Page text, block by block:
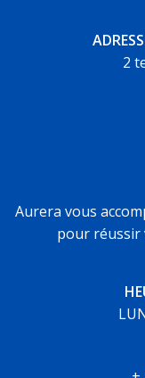
2
Aurera vous
pour